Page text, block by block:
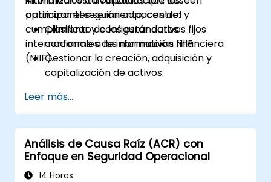
optimizar el seguimiento, control y
cumplimiento de los estándares
internacionales de información financiera
(NIIF).
participantes serán capaces de:
Clasificar y configurar activos fijos
conforme a las normativas NIIF.
Gestionar la creación, adquisición y
capitalización de activos.
seguimiento y monitoreo de activos.
Aplicar los métodos adecuados de
depreciación y amortización.
Procesar eficazmente los movimientos,
transferencias y bajas de activos.
Asegurar el cumplimiento con los
Leer más...
Análisis de Causa Raíz (ACR) con
Enfoque en Seguridad Operacional
14 Horas